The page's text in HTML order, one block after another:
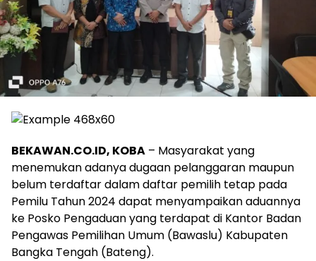
BEKAWAN.CO.ID, KOBA – Masyarakat yang
menemukan adanya dugaan pelanggaran maupun
belum terdaftar dalam daftar pemilih tetap pada
Pemilu Tahun 2024 dapat menyampaikan aduannya
ke Posko Pengaduan yang terdapat di Kantor Badan
Pengawas Pemilihan Umum (Bawaslu) Kabupaten
Bangka Tengah (Bateng).